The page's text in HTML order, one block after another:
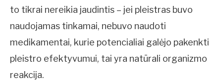
to tikrai nereikia jaudintis – jei pleistras buvo
naudojamas tinkamai, nebuvo naudoti
medikamentai, kurie potencialiai galėjo pakenkti
pleistro efektyvumui, tai yra natūrali organizmo
reakcija.